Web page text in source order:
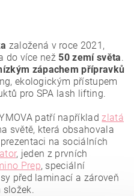
založená v roce 2021,
do více než 50 zemí světa.
zápachem přípravků
ekologickým přístupem
pro SPA lash lifting.
patří například zlatá
světě, která obsahovala
na sociálních
, jeden z prvních
Prep, speciální
před laminací a zároveň